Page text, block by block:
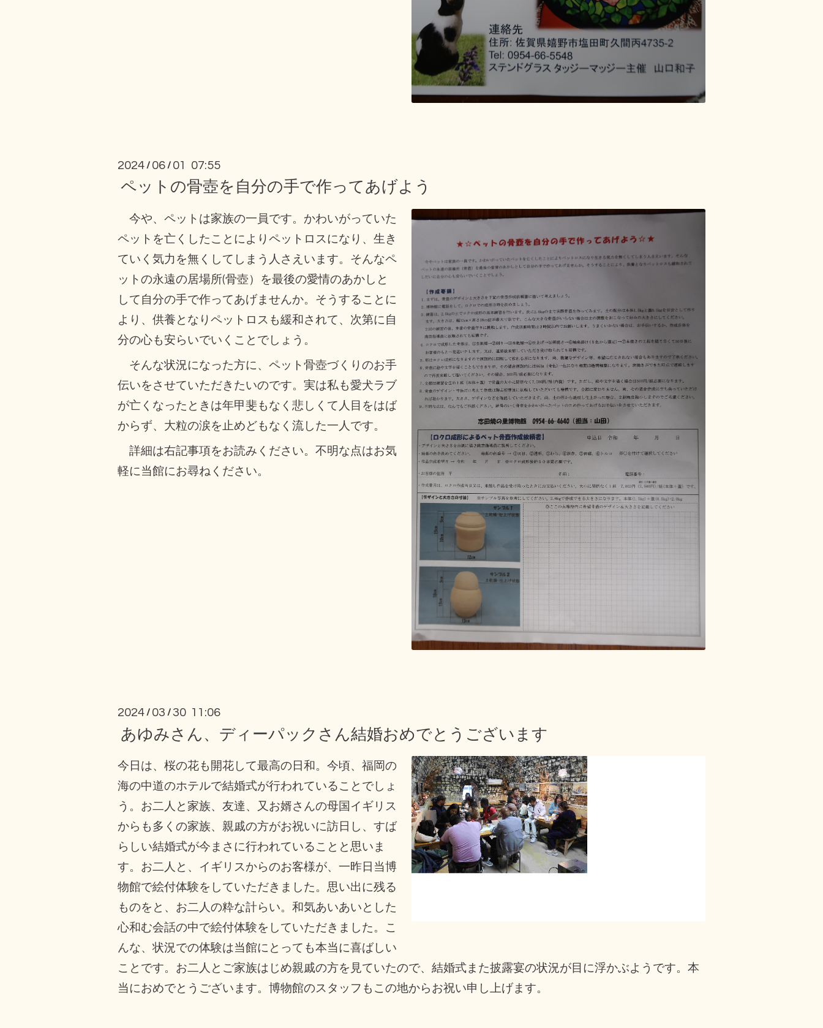
2024 / 06 / 01 07:55
ペットの骨壺を自分の手で作ってあげよう
今や、ペットは家族の一員です。かわいがっていた
ペットを亡くしたことによりペットロスになり、生き
ていく気力を無くしてしまう人さえいます。そんなペ
ットの永遠の居場所(骨壺）を最後の愛情のあかしと
して自分の手で作ってあげませんか。そうすることに
より、供養となりペットロスも緩和されて、次第に自
分の心も安らいでいくことでしょう。
そんな状況になった方に、ペット骨壺づくりのお手
伝いをさせていただきたいのです。実は私も愛犬ラブ
が亡くなったときは年甲斐もなく悲しくて人目をはば
からず、大粒の涙を止めどもなく流した一人です。
詳細は右記事項をお読みください。不明な点はお気
軽に当館にお尋ねください。
2024 / 03 /30 11:06
あゆみさん、ディーパックさん結婚おめでとうございます
今日は、桜の花も開花して最高の日和。今頃、福岡の
海の中道のホテルで結婚式が行われていることでしょ
う。お二人と家族、友達、又お婿さんの母国イギリス
からも多くの家族、親戚の方がお祝いに訪日し、すば
らしい結婚式が今まさに行われていることと思いま
す。お二人と、イギリスからのお客様が、一昨日当博
物館で絵付体験をしていただきました。思い出に残る
ものをと、お二人の粋な計らい。和気あいあいとした
心和む会話の中で絵付体験をしていただきました。こ
んな、状況での体験は当館にとっても本当に喜ばしい
ことです。お二人とご家族はじめ親戚の方を見ていたので、結婚式また披露宴の状況が目に浮かぶようです。本
当におめでとうございます。博物館のスタッフもこの地からお祝い申し上げます。